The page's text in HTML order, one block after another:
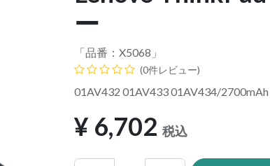
ー
「品番： X5068 」
(0件レビュー)
01AV432 01AV433 01AV434/2700mAh
¥ 6,702 税込